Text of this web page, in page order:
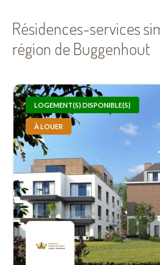
Résidences-services
région de Buggenhout
LOGEMENT(S) DISPONIBLE(S)
À LOUER